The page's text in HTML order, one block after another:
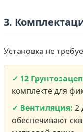
3.
Установка не
✓ 12
комплекте для
✓ Вентиляция: 2
обеспечивают